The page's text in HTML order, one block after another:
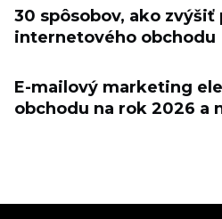
30 spôsobov, ako zvýšiť
internetového obchodu
E-mailový marketing
obchodu na rok 2026 a